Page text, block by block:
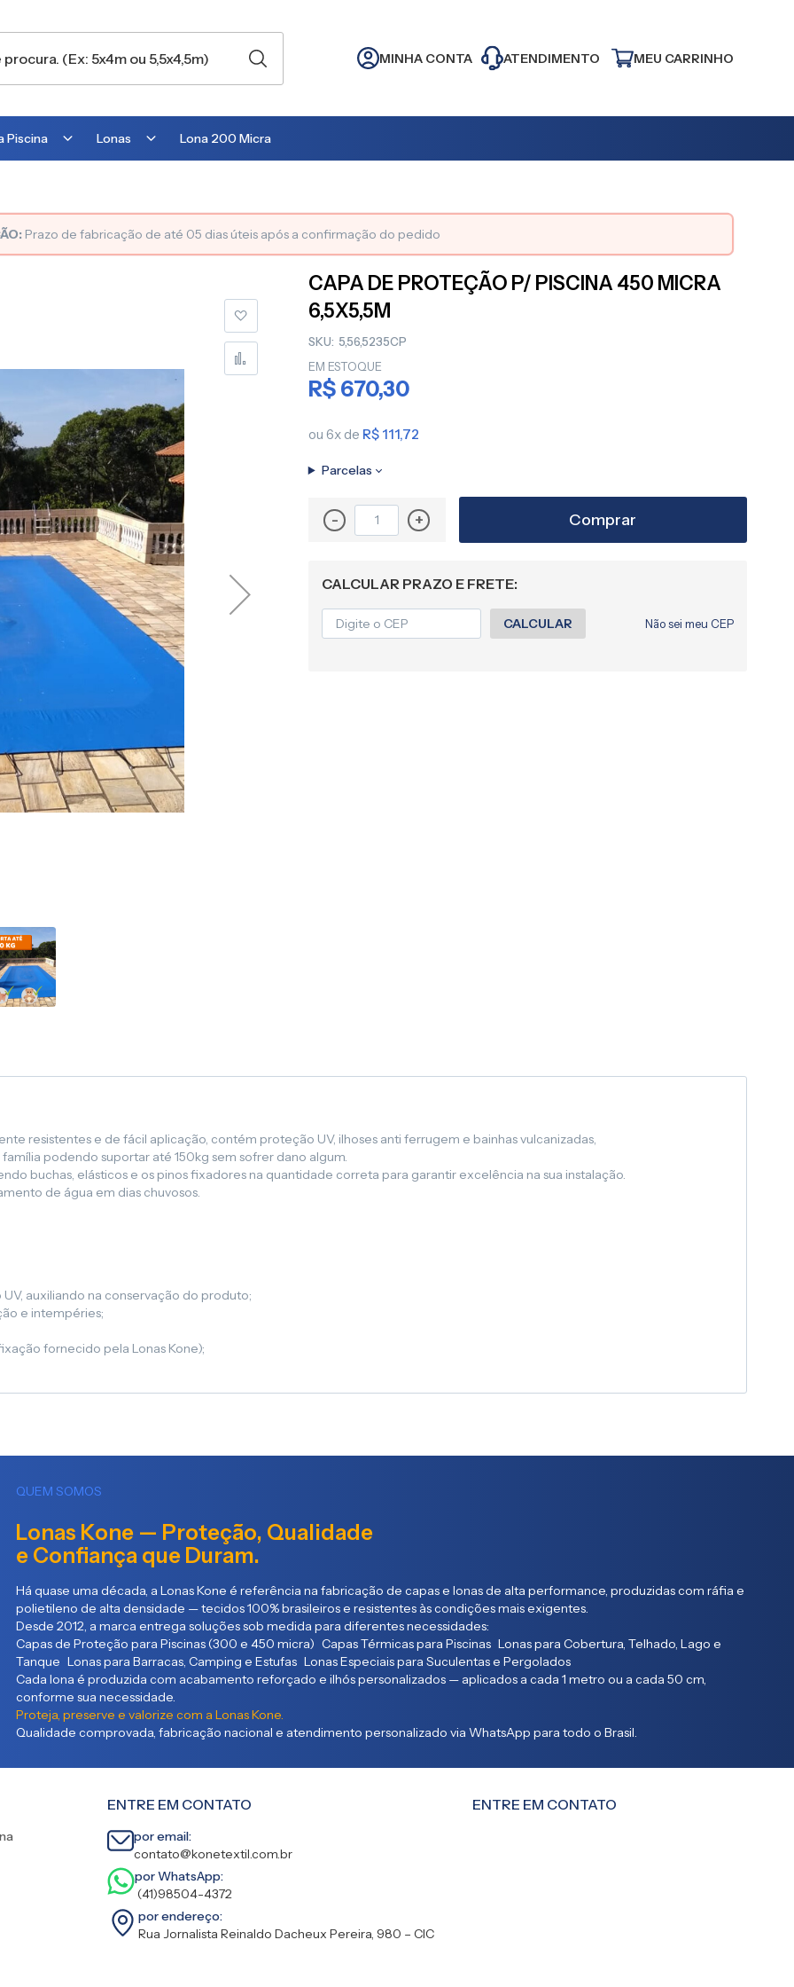
MINHA CONTA ATENDIMENTO MEU CARRINHO
Piscina Lonas
Lona para Lago
Lona para Telhado
Lona para Pergolado
Lona 200 Micra
Prazo de fabricação de até 05 dias úteis após a confirmação do pedido
CAPA DE PROTEÇÃO P/ PISCINA 450 MICRA
6,5X5,5M
SKU 5,56,5235CP
EM ESTOQUE
R$ 670,30
ou 6x de R$ 111,72
Parcelas
- + Comprar
CALCULAR PRAZO E FRETE:
CALCULAR Não sei meu CEP
resistentes e de fácil aplicação, contém proteção UV, ilhoses anti ferrugem e bainhas vulcanizadas,
podendo suportar até 150kg sem sofrer dano algum.
buchas, elásticos e os pinos fixadores na quantidade correta para garantir excelência na sua instalação.
de água em dias chuvosos.
auxiliando na conservação do produto;
e intempéries;
fornecido pela Lonas Kone);
QUEM SOMOS
Lonas Kone — Proteção, Qualidade
e Confiança que Duram.
Há quase uma década, a Lonas Kone é referência na fabricação de capas e lonas de alta performance, produzidas com ráfia e
polietileno de alta densidade — tecidos 100% brasileiros e resistentes às condições mais exigentes.
Desde 2012, a marca entrega soluções sob medida para diferentes necessidades:
Capas de Proteção para Piscinas (300 e 450 micra) Capas Térmicas para Piscinas Lonas para Cobertura, Telhado, Lago e
Tanque Lonas para Barracas, Camping e Estufas Lonas Especiais para Suculentas e Pergolados
Cada lona é produzida com acabamento reforçado e ilhós personalizados — aplicados a cada 1 metro ou a cada 50 cm,
conforme sua necessidade.
Proteja, preserve e valorize com a Lonas Kone.
Qualidade comprovada, fabricação nacional e atendimento personalizado via WhatsApp para todo o Brasil.
ENTRE EM CONTATO
por email:
contato@konetextil.com.br
por WhatsApp:
(41)98504-4372
por endereço:
Rua Jornalista Reinaldo Dacheux Pereira, 980 – CIC
ENTRE EM CONTATO